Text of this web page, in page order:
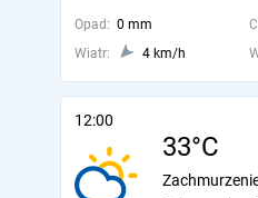
Opad: 0 mm
Wiatr:
4 km/h
12:00
33°C